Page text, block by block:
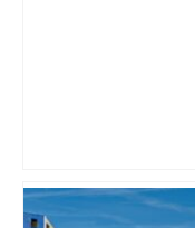
Municipales 2026